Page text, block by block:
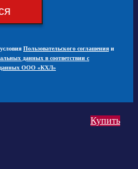
Купить
Пользовательского соглашения и
данных в соответствии с
данных ООО «КХЛ»